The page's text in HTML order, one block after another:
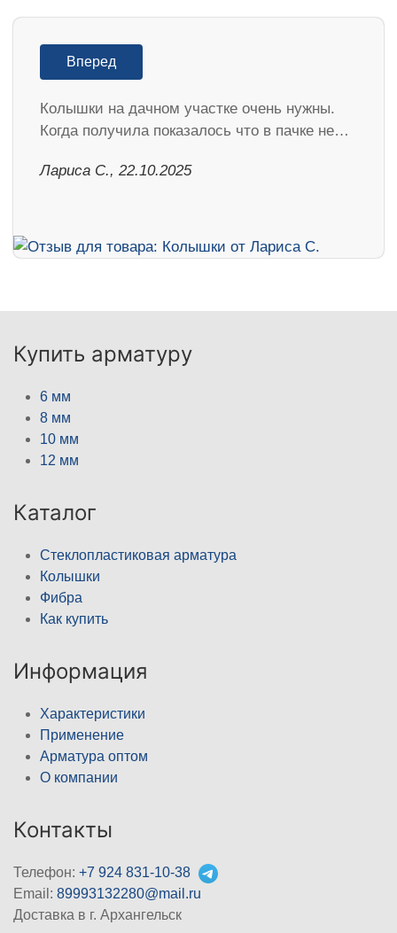
Вперед
Колышки на дачном участке очень нужны.
Когда получила показалось что в пачке не…
Лариса С., 22.10.2025
Купить арматуру
6 мм
8 мм
10 мм
12 мм
Каталог
Стеклопластиковая арматура
Колышки
Фибра
Как купить
Информация
Характеристики
Применение
Арматура оптом
О компании
Контакты
Телефон: +7 924 831-10-38
Email: 89993132280@mail.ru
Доставка в г. Архангельск